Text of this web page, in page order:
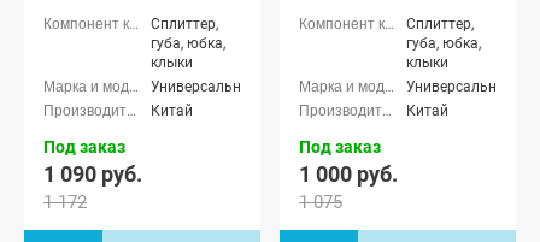
Сплиттер,
губа, юбка,
клыки
Универсальные
Китай
Под заказ
1 090 руб.
1 172
Сплиттер,
губа, юбка,
клыки
Универсальные
Китай
Под заказ
1 000 руб.
1 075